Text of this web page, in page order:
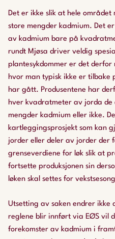
Det er ikke slik at hele
store mengder kadmium. Det
av kadmium bare på
rundt Mjøsa driver veldig
plantesykdommer er det
hvor man typisk ikke er tilbake
har gått. Produsentene har
hver kvadratmeter av jorda de
mengder kadmium eller ikke.
kartleggingsprosjekt som kan
jorder eller deler av jorder der
grenseverdiene for løk slik at
fortsette produksjonen sin
løken skal settes for
Utsetting av saken endrer ikke
reglene blir innført via EØS vil
forekomster av kadmium i